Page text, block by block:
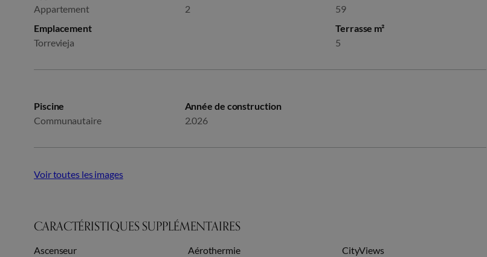
Appartement
Emplacement
Torrevieja
2
59
Terrasse m²
5
Piscine
Communautaire
Année de construction
2.026
Voir toutes les images
CARACTÉRISTIQUES SUPPLÉMENTAIRES
Ascenseur Aérothermie
CityViews